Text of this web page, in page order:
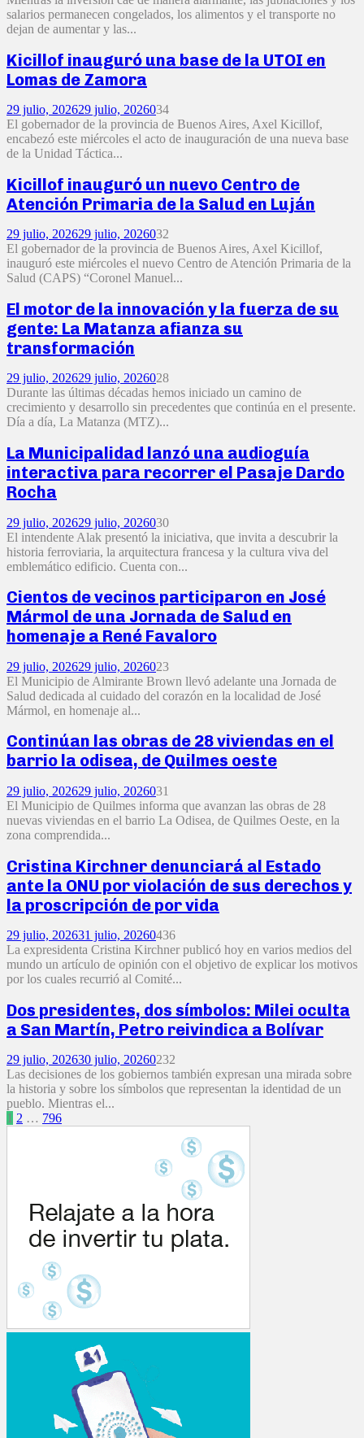
salarios permanecen congelados, los alimentos y el transporte no
dejan de aumentar y las...
Kicillof inauguró una base de la UTOI en
Lomas de Zamora
29 julio, 202629 julio, 2026034
El gobernador de la provincia de Buenos Aires, Axel Kicillof,
encabezó este miércoles el acto de inauguración de una nueva base
de la Unidad Táctica...
Kicillof inauguró un nuevo Centro de
Atención Primaria de la Salud en Luján
29 julio, 202629 julio, 2026032
El gobernador de la provincia de Buenos Aires, Axel Kicillof,
inauguró este miércoles el nuevo Centro de Atención Primaria de la
Salud (CAPS) “Coronel Manuel...
El motor de la innovación y la fuerza de su
gente: La Matanza afianza su
transformación
29 julio, 202629 julio, 2026028
Durante las últimas décadas hemos iniciado un camino de
crecimiento y desarrollo sin precedentes que continúa en el presente.
Día a día, La Matanza (MTZ)...
La Municipalidad lanzó una audioguía
interactiva para recorrer el Pasaje Dardo
Rocha
29 julio, 202629 julio, 2026030
El intendente Alak presentó la iniciativa, que invita a descubrir la
historia ferroviaria, la arquitectura francesa y la cultura viva del
emblemático edificio. Cuenta con...
Cientos de vecinos participaron en José
Mármol de una Jornada de Salud en
homenaje a René Favaloro
29 julio, 202629 julio, 2026023
El Municipio de Almirante Brown llevó adelante una Jornada de
Salud dedicada al cuidado del corazón en la localidad de José
Mármol, en homenaje al...
Continúan las obras de 28 viviendas en el
barrio la odisea, de Quilmes oeste
29 julio, 202629 julio, 2026031
El Municipio de Quilmes informa que avanzan las obras de 28
nuevas viviendas en el barrio La Odisea, de Quilmes Oeste, en la
zona comprendida...
Cristina Kirchner denunciará al Estado
ante la ONU por violación de sus derechos y
la proscripción de por vida
29 julio, 202631 julio, 20260436
La expresidenta Cristina Kirchner publicó hoy en varios medios del
mundo un artículo de opinión con el objetivo de explicar los motivos
por los cuales recurrió al Comité...
Dos presidentes, dos símbolos: Milei oculta
a San Martín, Petro reivindica a Bolívar
29 julio, 202630 julio, 20260232
Las decisiones de los gobiernos también expresan una mirada sobre
la historia y sobre los símbolos que representan la identidad de un
pueblo. Mientras el...
Paginación
1 2 … 796